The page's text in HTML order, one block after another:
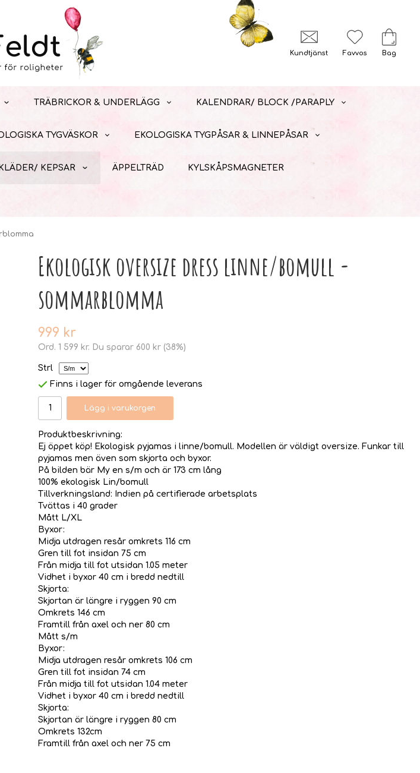
Kundtjänst Favvos Bag
TRÄBRICKOR & UNDERLÄGG KALENDRAR/ BLOCK /PARAPLY
TYGVÄSKOR EKOLOGISKA TYGPÅSAR & LINNEPÅSAR
KEPSAR ÄPPELTRÄD KYLSKÅPSMAGNETER
Ekologisk oversize dress linne/bomull -
sommarblomma
999 kr
Ord. 1 599 kr. Du sparar 600 kr (38%)
Strl
Finns i lager för omgående leverans
Lägg i varukorgen
Produktbeskrivning:
Ej öppet köp! Ekologisk pyjamas i linne/bomull. Modellen är väldigt oversize. Funkar till
pyjamas men även som skjorta och byxor.
På bilden bär My en s/m och är 173 cm lång
100% ekologisk Lin/bomull
Tillverkningsland: Indien på certifierade arbetsplats
Tvättas i 40 grader
Mått L/XL
Byxor:
Midja utdragen resår omkrets 116 cm
Gren till fot insidan 75 cm
Från midja till fot utsidan 1.05 meter
Vidhet i byxor 40 cm i bredd nedtill
Skjorta:
Skjortan är längre i ryggen 90 cm
Omkrets 146 cm
Framtill från axel och ner 80 cm
Mått s/m
Byxor:
Midja utdragen resår omkrets 106 cm
Gren till fot insidan 74 cm
Från midja till fot utsidan 1.04 meter
Vidhet i byxor 40 cm i bredd nedtill
Skjorta:
Skjortan är längre i ryggen 80 cm
Omkrets 132cm
Framtill från axel och ner 75 cm